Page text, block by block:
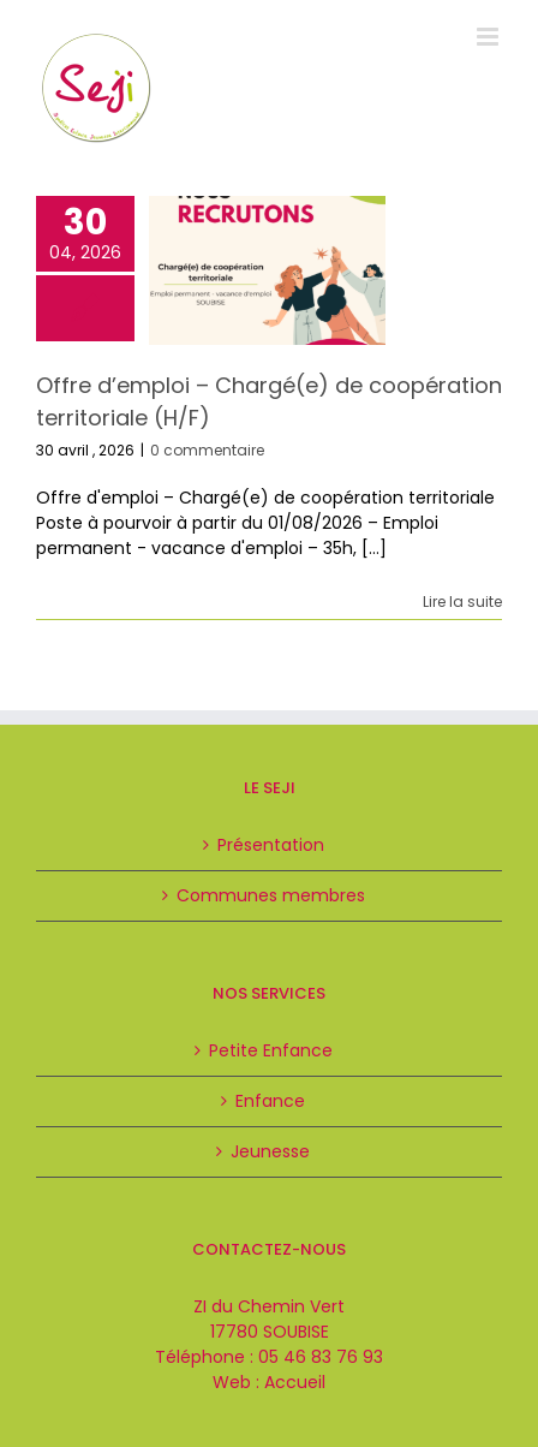
contenu
30
04, 2026
Offre d’emploi – Chargé(e) de coopération
territoriale (H/F)
30 avril , 2026 | 0 commentaire
Offre d'emploi – Chargé(e) de coopération territoriale
Poste à pourvoir à partir du 01/08/2026 – Emploi
permanent - vacance d'emploi – 35h, [...]
Lire la suite
LE SEJI
Présentation
Communes membres
NOS SERVICES
Petite Enfance
Enfance
Jeunesse
CONTACTEZ-NOUS
ZI du Chemin Vert
17780 SOUBISE
Téléphone : 05 46 83 76 93
Web : Accueil